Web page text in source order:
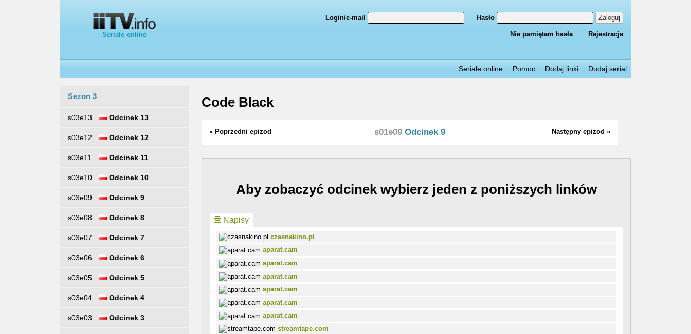
Seriale online
Login/e-mail Hasło Zaloguj
Nie pamiętam hasła Rejestracja
Seriale online Pomoc Dodaj linki Dodaj serial
Sezon 3
s03e13 Odcinek 13
s03e12 Odcinek 12
s03e11 Odcinek 11
s03e10 Odcinek 10
s03e09 Odcinek 9
s03e08 Odcinek 8
s03e07 Odcinek 7
s03e06 Odcinek 6
s03e05 Odcinek 5
s03e04 Odcinek 4
s03e03 Odcinek 3
Code Black
« Poprzedni epizod Następny epizod »
s01e09 Odcinek 9
Aby zobaczyć odcinek wybierz jeden z poniższych linków
Napisy
czasnakino.pl
aparat.cam
aparat.cam
aparat.cam
aparat.cam
aparat.cam
aparat.cam
streamtape.com